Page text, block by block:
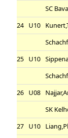
SC
24
U10
25
U10
26
U08
SK
27
U10